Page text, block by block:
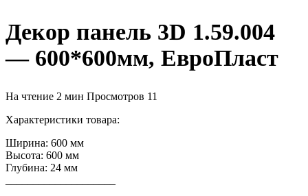
Декор панель 3D 1.59.004
— 600*600мм, ЕвроПласт
На чтение 2 мин Просмотров 11
Характеристики товара:
Ширина: 600 мм
Высота: 600 мм
Глубина: 24 мм